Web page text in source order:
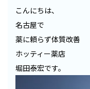
こんにちは、
名古屋で
薬に頼らず体質改善
ホッティー薬店
堀田泰宏です。